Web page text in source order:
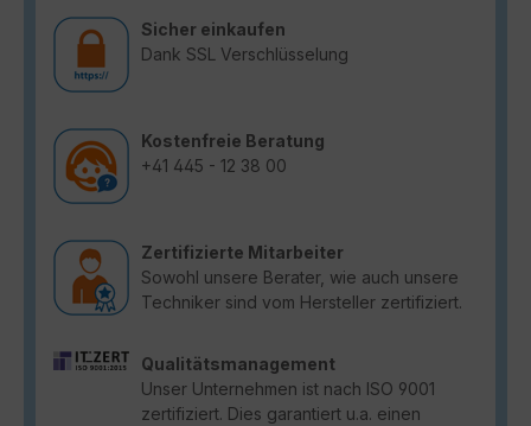
Sicher einkaufen
Dank SSL Verschlüsselung
Kostenfreie Beratung
+41 445 - 12 38 00
Zertifizierte Mitarbeiter
Sowohl unsere Berater, wie auch unsere
Techniker sind vom Hersteller zertifiziert.
Qualitätsmanagement
Unser Unternehmen ist nach ISO 9001
zertifiziert. Dies garantiert u.a. einen